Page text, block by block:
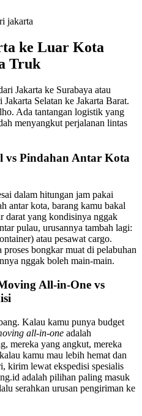
ke Luar Kota
Truk
Jakarta ke Surabaya atau
Selatan ke Jakarta Barat.
Ada tantangan logistik yang
menyangkut perjalanan lintas
vs Pindahan Antar Kota
dalam hitungan jam pakai
antar kota, barang kamu bakal
darat yang kondisinya nggak
pulau, urusannya tambah lagi:
atau pesawat cargo.
bongkar muat di pelabuhan
nggak boleh main-main.
All-in-One vs
Kalau kamu punya budget
all-in-one adalah
mereka yang angkut, mereka
kamu mau lebih hemat dan
kirim lewat ekspedisi spesialis
adalah pilihan paling masuk
serahkan urusan pengiriman ke